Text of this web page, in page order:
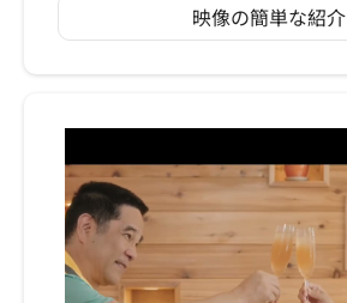
映像の簡単な紹介